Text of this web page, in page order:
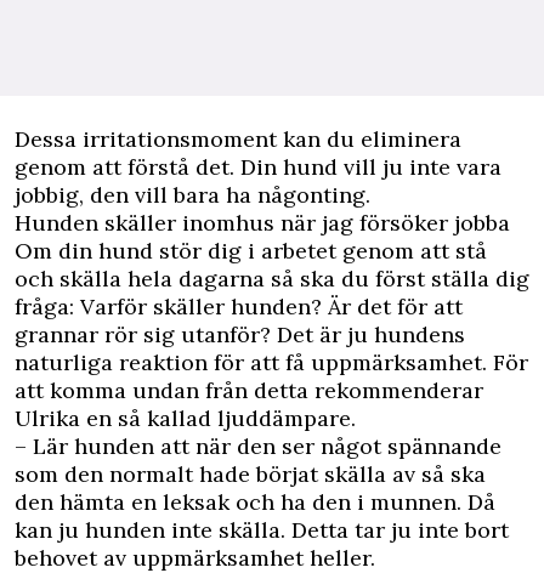
Dessa irritationsmoment kan du eliminera
genom att förstå det. Din hund vill ju inte vara
jobbig, den vill bara ha någonting.
Hunden skäller inomhus när jag försöker jobba
Om din hund stör dig i arbetet genom att stå
och skälla hela dagarna så ska du först ställa dig
fråga: Varför skäller hunden? Är det för att
grannar rör sig utanför? Det är ju hundens
naturliga reaktion för att få uppmärksamhet. För
att komma undan från detta rekommenderar
Ulrika en så kallad ljuddämpare.
– Lär hunden att när den ser något spännande
som den normalt hade börjat skälla av så ska
den hämta en leksak och ha den i munnen. Då
kan ju hunden inte skälla. Detta tar ju inte bort
behovet av uppmärksamhet heller.